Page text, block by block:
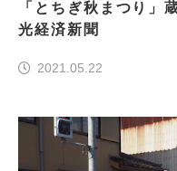
「とちぎ秋まつり」
光経済新聞
2021.05.22